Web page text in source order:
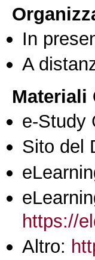
In
A
Materiali
e-Study
Sito del
https://
Altro: